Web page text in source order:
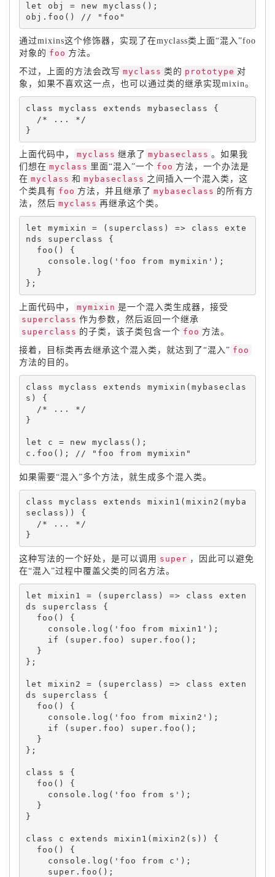
let obj = new myclass ( ) ;
obj . foo ( )
通过mixins这个修饰器，实现了在myclass类上面“混入”foo
对象的 foo 方法。
不过，上面的方法会改写 myclass 类的 prototype 对
象，如果不喜欢这一点，也可以通过类的继承实现mixin。
class myclass extends mybaseclass
{
/* ... */
}
上面代码中， myclass 继承了 mybaseclass 。如果我
们想在 myclass 里面“混入”一个 foo 方法，一个办法是
在 myclass 和 mybaseclass 之间插入一个混入类，这
个类具有 foo 方法，并且继承了 mybaseclass 的所有方
法，然后 myclass 再继承这个类。
let mymixin = ( superclass ) => class exte
nds superclass {
foo ( )
{
    console
. log ( 'foo from mymixin' ) ;
}
} ;
上面代码中， mymixin 是一个混入类生成器，接受
superclass 作为参数，然后返回一个继承
superclass 的子类，该子类包含一个 foo 方法。
接着，目标类再去继承这个混入类，就达到了“混入” foo
方法的目的。
class myclass extends mymixin ( mybaseclas
s )
{
/* ... */
}
let c = new myclass ( ) ;
c . foo ( ) ;
如果需要“混入”多个方法，就生成多个混入类。
class myclass extends mixin1 ( mixin2 ( myba
seclass ) )
{
/* ... */
}
这种写法的一个好处，是可以调用 super ，因此可以避免
在“混入”过程中覆盖父类的同名方法。
let mixin1 = ( superclass ) => class exten
ds superclass {
foo ( )
{
    console
. log ( 'foo from mixin1' ) ;
if
( super . foo ) super . foo ( ) ;
}
} ;
let mixin2 = ( superclass ) => class exten
ds superclass {
foo ( )
{
    console
. log ( 'foo from mixin2' ) ;
if
( super . foo ) super . foo ( ) ;
}
} ;
class s
{
foo ( )
{
    console
. log ( 'foo from s' ) ;
}
}
class c extends mixin1 ( mixin2 ( s ) )
{
foo ( )
{
    console
. log ( 'foo from c' ) ;
    super
. foo ( ) ;